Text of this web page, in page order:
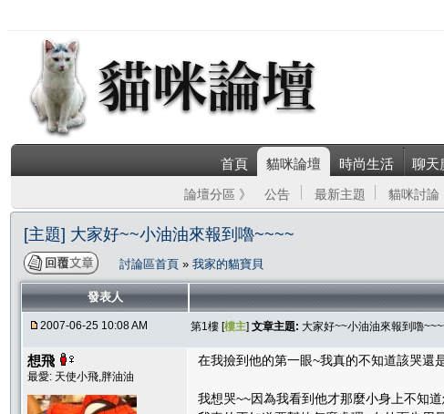
首頁 貓咪論壇 時尚生活 聊天
論壇分區 》 公告 最新主題 貓咪討論
[主題] 大家好~~小油油來報到嚕~~~~
討論區首頁 » 我家的貓寶貝
發表人
2007-06-25 10:08 AM 第1樓 [樓主] 文章主題: 大家好~~小油油來報到嚕
想飛
最愛: 天使小飛,胖油油
在我撿到他的第一眼~我真的不知道該哭還
我想哭~~因為我看到他才那麼小身上不知